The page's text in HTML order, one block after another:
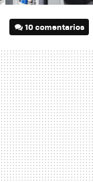
10 comentarios